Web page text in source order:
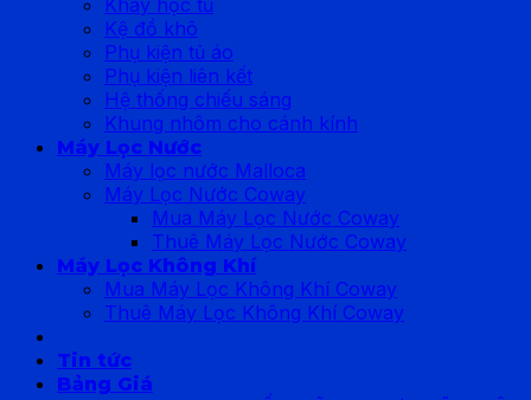
Kệ đồ khô
Phụ kiện tủ áo
Phụ kiện liên kết
Hệ thống chiếu sáng
Khung nhôm cho cánh kính
Máy Lọc Nước
Máy lọc nước Malloca
Máy Lọc Nước Coway
Mua Máy Lọc Nước Coway
Thuê Máy Lọc Nước Coway
Máy Lọc Không Khí
Mua Máy Lọc Không Khí Coway
Thuê Máy Lọc Không Khí Coway
Tin tức
Bảng Giá